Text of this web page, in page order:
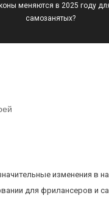
меняются в 2025 году
самозанятых?
изменения в
для фрилансеров и